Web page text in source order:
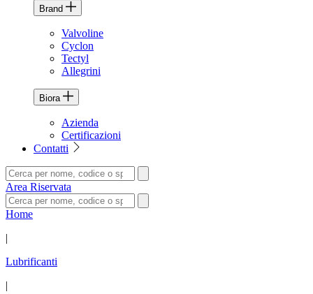
Brand
Valvoline
Cyclon
Tectyl
Allegrini
Biora
Azienda
Certificazioni
Contatti
Area Riservata
Home
|
Lubrificanti
|